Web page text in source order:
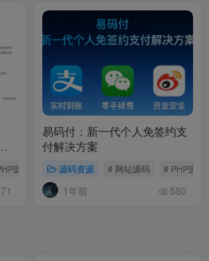
源码 # Typecho插件
易码付：新一代个人免签约支
付解决方案
源码资源 # 网站源码 # PHP源码
1年前 580